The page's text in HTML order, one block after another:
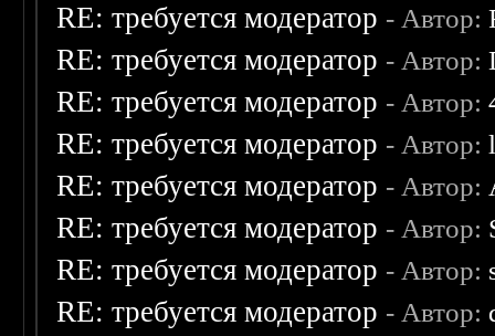
RE: требуется модератор - Автор:
RE: требуется модератор - Автор:
RE: требуется модератор - Автор:
RE: требуется модератор - Автор:
RE: требуется модератор - Автор:
RE: требуется модератор - Автор:
RE: требуется модератор - Автор:
RE: требуется модератор - Автор: